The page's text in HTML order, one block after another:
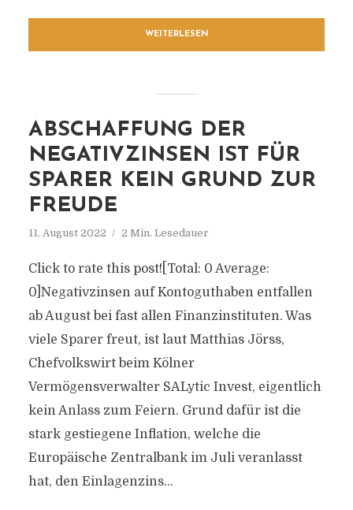
WEITERLESEN
ABSCHAFFUNG DER
NEGATIVZINSEN IST FÜR
SPARER KEIN GRUND ZUR
FREUDE
11. August 2022 2 Min. Lesedauer
Click to rate this post![Total: 0 Average:
0]Negativzinsen auf Kontoguthaben entfallen
ab August bei fast allen Finanzinstituten. Was
viele Sparer freut, ist laut Matthias Jörss,
Chefvolkswirt beim Kölner
Vermögensverwalter SALytic Invest, eigentlich
kein Anlass zum Feiern. Grund dafür ist die
stark gestiegene Inflation, welche die
Europäische Zentralbank im Juli veranlasst
hat, den Einlagenzins...